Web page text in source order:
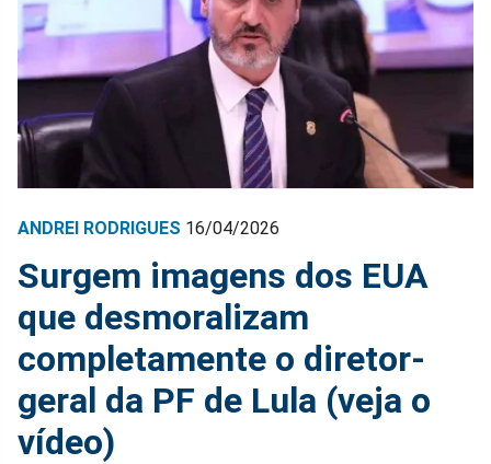
ANDREI RODRIGUES 16/04/2026
Surgem imagens dos EUA
que desmoralizam
completamente o diretor-
geral da PF de Lula (veja o
vídeo)